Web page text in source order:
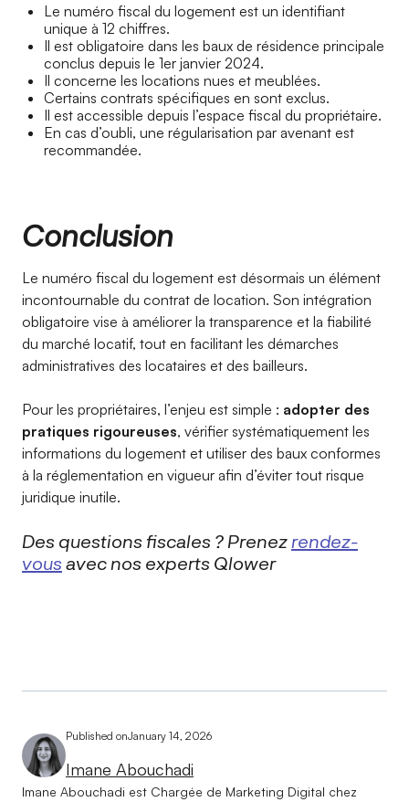
Le numéro fiscal du logement est un identifiant
unique à 12 chiffres.
Il est obligatoire dans les baux de résidence principale
conclus depuis le 1er janvier 2024.
Il concerne les locations nues et meublées.
Certains contrats spécifiques en sont exclus.
Il est accessible depuis l’espace fiscal du propriétaire.
En cas d’oubli, une régularisation par avenant est
recommandée.
Conclusion
Le numéro fiscal du logement est désormais un élément
incontournable du contrat de location. Son intégration
obligatoire vise à améliorer la transparence et la fiabilité
du marché locatif, tout en facilitant les démarches
administratives des locataires et des bailleurs.
Pour les propriétaires, l’enjeu est simple : adopter des
pratiques rigoureuses, vérifier systématiquement les
informations du logement et utiliser des baux conformes
à la réglementation en vigueur afin d’éviter tout risque
juridique inutile.
Des questions fiscales ? Prenez rendez-
vousavec nos experts Qlower
Published onJanuary 14, 2026
Imane Abouchadi
Imane Abouchadi est Chargée de Marketing Digital chez